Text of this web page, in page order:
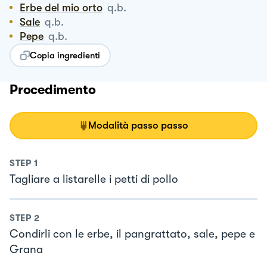
Erbe del mio orto q.b.
Sale q.b.
Pepe q.b.
Copia ingredienti
Procedimento
Modalità passo passo
STEP 1
Tagliare a listarelle i petti di pollo
STEP 2
Condirli con le erbe, il pangrattato, sale, pepe e
Grana